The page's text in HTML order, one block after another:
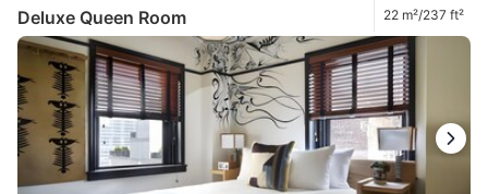
Deluxe Queen Room 22 m²/237 ft²